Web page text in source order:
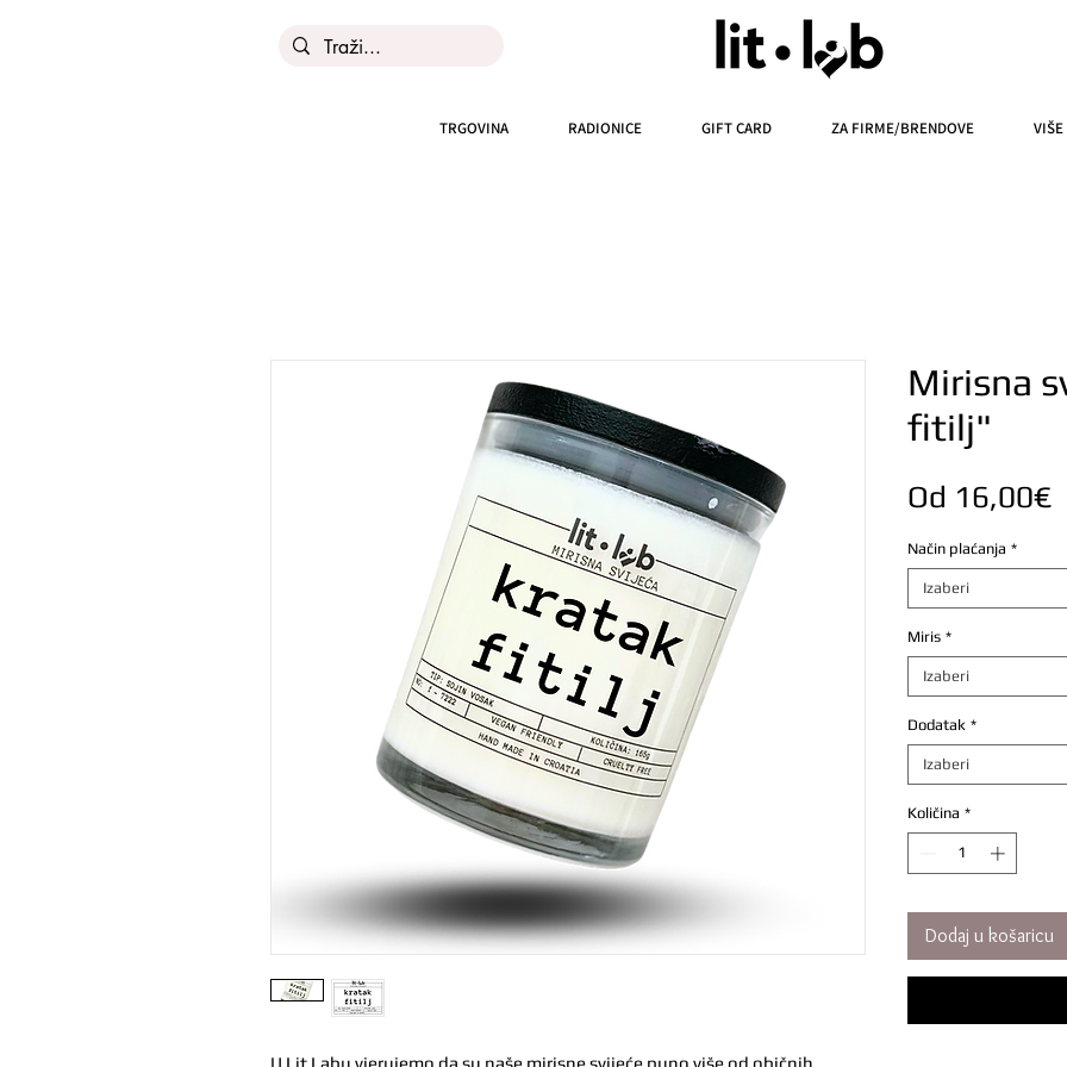
TRGOVINA RADIONICE GIFT CARD ZA FIRME/BRENDOVE VIŠE
U Lit Labu vjerujemo da su naše mirisne svijeće puno više od običnih
Mirisna
fitilj"
Od 16,00€
Način plaćanja *
Izaberi
Miris *
Izaberi
Dodatak *
Izaberi
Količina *
Dodaj u košaricu